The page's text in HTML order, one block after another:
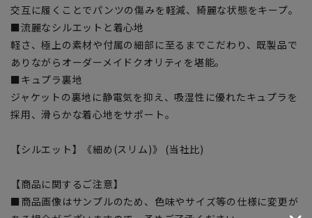
交互に履くことでパンツの傷みを軽減、綺麗な状態をキープ。
■流麗なシルエットと着心地
軽さ、極上の素材や付属の細部に至るまでこだわり、既製品で
ありながらオーダーメイドクオリティを堪能。
■キュプラ裏地
ジャケットの裏地に静電気を抑え、吸湿性に優れたキュプラを
採用、滑らかな着心地をサポート。
【シルエット】《細め(スリム)》 (当社比)
【商品に関するご注意】
■商品画像はサンプルのため、色味やサイズ等の仕様に変更が